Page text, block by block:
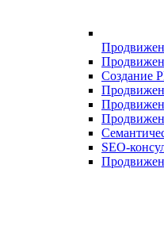
Создание
SEO-